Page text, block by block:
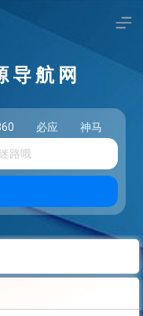
导航网
必应 神马